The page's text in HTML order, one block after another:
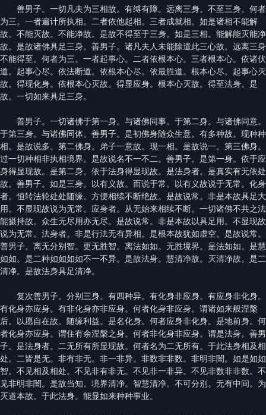
善男子。一切凡夫为三相故。有缚有障。远离三身。不至三身。何者
为三。一者遍计所执相。二者依他起相。三者成就相。如是诸相不能解
故。不能灭故。不能净故。是故不得至于三身。如是三相。能解能灭能净
故。是故诸佛具足三身。善男子。诸凡夫人未能除遣此三心故。远离三身
不能得至。何者为三。一者起事心。二者依根本心。三者根本心。依诸伏
道。起事心尽。依法断道。依根本心尽。依最胜道。根本心尽。起事心灭
故。得现化身。依根本心灭故。得显应身。根本心灭故。得至法身。是
故。一切如来具足三身。
善男子。一切诸佛于第一身。与诸佛同事。于第二身。与诸佛同意。
于第三身。与诸佛同体。善男子。是初佛身随众生意。有多种故。现种种
相。是故说多。第二佛身。弟子一意故。现一相。是故说一。第三佛身。
过一切种相非执相境界。是故说名不一不二。善男子。是第一身。依于应
身得显现故。是第二身。依于法身得显现故。是法身者。是真实有无依处
故。善男子。如是三身。以有义故。而说于常。以有义故说于无常。化身
者。恒转法轮处处随缘。方便相续不断绝故。是故说常。非是本故具足大
用。不显现故说为无常。应身者。从无始来相续不断。一切诸佛不共之法
能摄持故。众生无尽用亦无尽。是故说常。非是本故以具足用。不显现故
说为无常。法身者。非是行法无有异相。是根本故犹如虚空。是故说常。
善男子。离无分别智。更无胜智。离法如如。无胜境界。是法如如。是慧
如如。是二种如如如如不一不异。是故法身。慧清净故。灭清净故。是二
清净。是故法身具足清净。
复次善男子。分别三身。有四种异。有化身非应身。有应身非化身。
有化身亦应身。有非化身亦非应身。何者化身非应身。谓诸如来般涅槃
后。以愿自在故。随缘利益。是名化身。何者应身非化身。是地前身。何
者化身亦应身。谓住有余涅槃之身。何者非化身非应身。谓是法身。善男
子。是法身者。二无所有所显现故。何者名为二无所有。于此法身相及相
处。二皆是无。非有非无。非一非异。非数非非数。非明非闇。如是如如
智。不见相及相处。不见非有非无。不见非一非异。不见非数非非数。不
见非明非闇。是故当知。境界清净。智慧清净。不可分别。无有中间。为
灭道本故。于此法身。能显如来种种事业。